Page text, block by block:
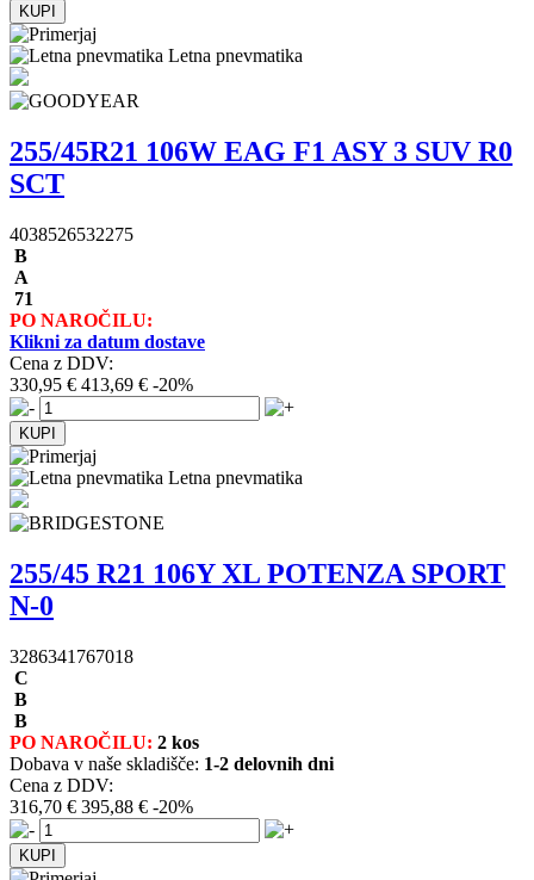
Letna pnevmatika
255/45R21 106W EAG F1 ASY 3 SUV R0
SCT
4038526532275
B
A
71
PO NAROČILU:
Klikni za datum dostave
Cena z DDV:
330,95 € 413,69 € -20%
Letna pnevmatika
255/45 R21 106Y XL POTENZA SPORT
N-0
3286341767018
C
B
B
PO NAROČILU: 2 kos
Dobava v naše skladišče: 1-2 delovnih dni
Cena z DDV:
316,70 € 395,88 € -20%